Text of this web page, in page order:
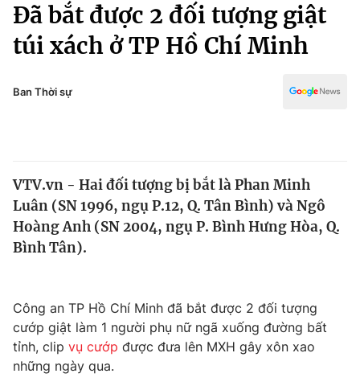
Chuyên mục
Chính trị
Y tế
Thế giới
Thế giới đó đây
Câu chuyện quốc tế
Tài chính
Thị trường
Dữ liệu và đời sống
Pháp luật
Thể thao
Văn hóa - Giải trí
Giáo dục
Đã bắt được 2 đối tượng giật
túi xách ở TP Hồ Chí Minh
Ban Thời sự
VTV.vn - Hai đối tượng bị bắt là Phan Minh
Luân (SN 1996, ngụ P.12, Q. Tân Bình) và Ngô
Hoàng Anh (SN 2004, ngụ P. Bình Hưng Hòa, Q.
Bình Tân).
Công an TP Hồ Chí Minh đã bắt được 2 đối tượng
cướp giật làm 1 người phụ nữ ngã xuống đường bất
tỉnh, clip vụ cướp được đưa lên MXH gây xôn xao
những ngày qua.